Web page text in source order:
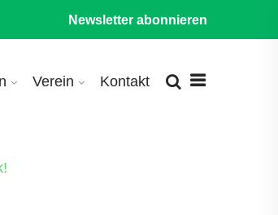
Newsletter abonnieren
Verein Kontakt